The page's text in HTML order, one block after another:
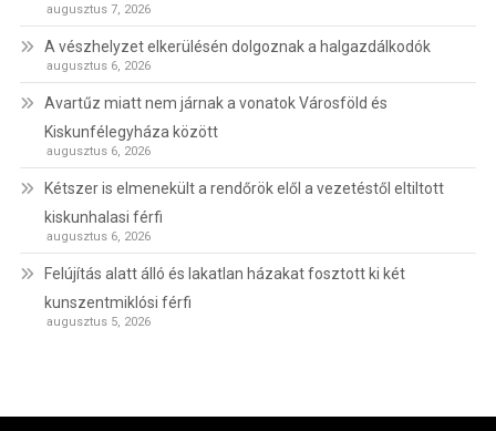
augusztus 7, 2026
A vészhelyzet elkerülésén dolgoznak a halgazdálkodók
augusztus 6, 2026
Avartűz miatt nem járnak a vonatok Városföld és
Kiskunfélegyháza között
augusztus 6, 2026
Kétszer is elmenekült a rendőrök elől a vezetéstől eltiltott
kiskunhalasi férfi
augusztus 6, 2026
Felújítás alatt álló és lakatlan házakat fosztott ki két
kunszentmiklósi férfi
augusztus 5, 2026